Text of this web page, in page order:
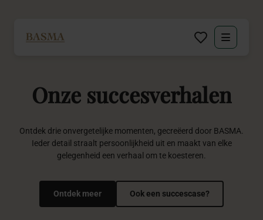
Zakelijk
Decoratie huren
Inspiratie
Over BASMA
Onze succesverhalen
Ontdek drie onvergetelijke momenten, gecreëerd door BASMA.
Ieder detail straalt persoonlijkheid uit en maakt van elke
gelegenheid een verhaal om te koesteren.
Ontdek meer Ook een succescase?